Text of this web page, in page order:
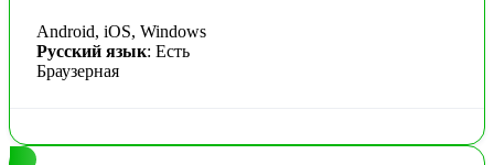
Android, iOS, Windows
Русский язык: Есть
Браузерная